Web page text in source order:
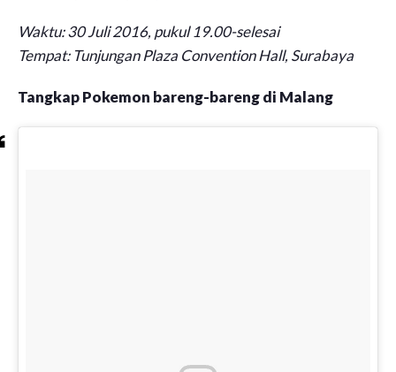
Waktu: 30 Juli 2016, pukul 19.00-selesai
Tempat: Tunjungan Plaza Convention Hall, Surabaya
Tangkap Pokemon bareng-bareng di Malang